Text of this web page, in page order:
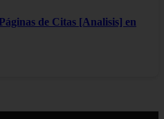
de Citas [Analisis] en